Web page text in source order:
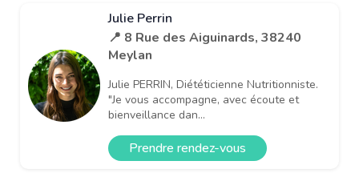
Julie Perrin
📍 8 Rue des Aiguinards, 38240
Meylan
Julie PERRIN, Diététicienne Nutritionniste.
"Je vous accompagne, avec écoute et
bienveillance dan...
Prendre rendez-vous